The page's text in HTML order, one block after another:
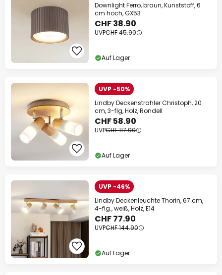
Downlight Ferro, braun, Kunststoff, 6
cm hoch, GX53
CHF 38.90
UVPCHF 45.90
Auf Lager
UVP -50%
Lindby Deckenstrahler Christoph, 20
cm, 3-flg, Holz, Rondell
CHF 58.90
UVPCHF 117.90
Auf Lager
UVP -46%
Lindby Deckenleuchte Thorin, 67 cm,
4-flg., weiß, Holz, E14
CHF 77.90
UVPCHF 144.90
Auf Lager